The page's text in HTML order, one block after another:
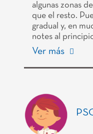
algunas zonas
que el resto.
gradual y, en
notes al
Ver más